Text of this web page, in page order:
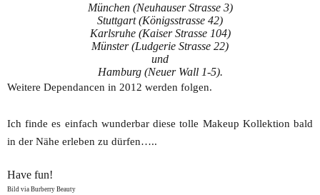
München (Neuhauser Strasse 3)
Stuttgart (Königsstrasse 42)
Karlsruhe (Kaiser Strasse 104)
Münster (Ludgerie Strasse 22)
und
Hamburg (Neuer Wall 1-5).
Weitere Dependancen in 2012 werden folgen.
Ich finde es einfach wunderbar diese tolle Makeup Kollektion bald
in der Nähe erleben zu dürfen…..
Have fun!
Bild via Burberry Beauty